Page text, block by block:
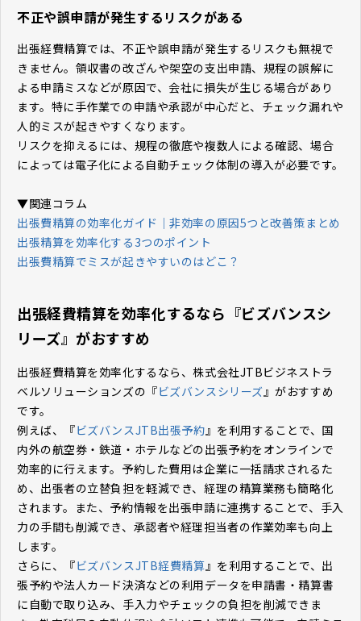
不正や誤申請が発生するリスクがある
出張経費精算では、不正や誤申請が発生するリスクも無視で
きません。領収書の改ざんや架空の支出申請、規程の誤解に
よる申請ミスなどが原因で、会社に損失が生じる場合があり
ます。特に手作業での申請や承認が中心だと、チェック漏れや
人的ミスが起きやすくなります。
リスクを抑えるには、規程の徹底や複数人による確認、場合
によっては電子化による自動チェック体制の導入が必要です。
▼関連コラム
出張費精算の効率化ガイド｜非効率の原因5つと改善策まとめ
出張精算を効率化する3つのポイント
出張費精算でミスが起きやすいのはどこ？
出張経費精算を効率化するなら『ビズバンスシ
リーズ』がおすすめ
出張経費精算を効率化するなら、株式会社JTBビジネストラ
ベルソリューションズの『ビズバンスシリーズ 』がおすすめ
です。
例えば、『ビズバンスJTB出張予約 』を利用することで、国
内外の航空券・鉄道・ホテルなどの出張予約をオンラインで
効率的に行えます。予約した費用は企業に一括請求されるた
め、出張者の立替負担を軽減でき、経理の精算業務も簡略化
されます。また、予約情報を出張申請に連携することで、手入
力の手間も削減でき、承認者や経理担当者の作業効率も向上
します。
さらに、『ビズバンスJTB経費精算 』を利用することで、出
張予約や法人カード決済などの利用データを申請書・精算書
に自動で取り込み、手入力やチェックの負担を削減できま